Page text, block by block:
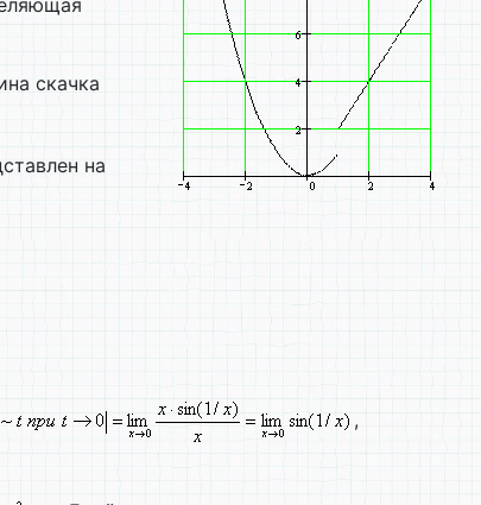
скачка
на
,